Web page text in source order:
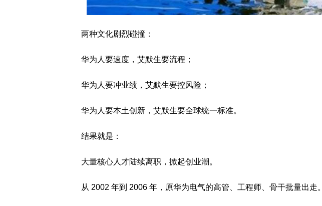
两种文化剧烈碰撞：
华为人要速度，艾默生要流程；
华为人要冲业绩，艾默生要控风险；
华为人要本土创新，艾默生要全球统一标准。
结果就是：
大量核心人才陆续离职，掀起创业潮。
从 2002 年到 2006 年，原华为电气的高管、工程师、骨干批量出走。